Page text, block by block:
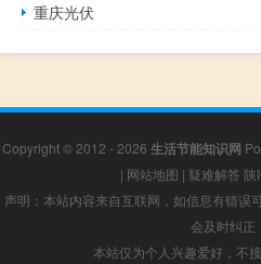
重庆光伏
Copyright © 2012 - 2026 生活节能知识网
| 网站地图 | 疑难解答 陕
声明：本站内容来自互联网，如信息有错误
会及时纠正
本站仅为个人兴趣爱好，不